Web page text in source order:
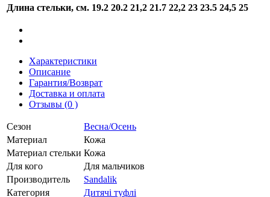
Длина стельки, см. 19.2 20.2 21,2 21.7 22,2 23 23.5 24,5 25
Характеристики
Описание
Гарантия/Возврат
Доставка и оплата
Отзывы (0 )
Сезон
Весна/Осень
Материал
Кожа
Материал стельки Кожа
Для кого
Для мальчиков
Производитель
Sandalik
Категория
Дитячі туфлі